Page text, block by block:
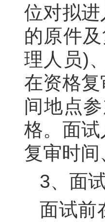
位对拟
的原件
理人员)
在资格
间地点
格。面
复审时
3、面
面试前